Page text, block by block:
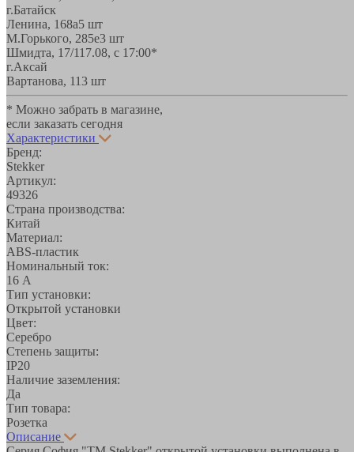
г.Батайск
Ленина, 168а5 шт
М.Горького, 285е3 шт
Шмидта, 17/117.08, с 17:00*
г.Аксай
Вартанова, 113 шт
* Можно забрать в магазине,
если заказать сегодня
Характеристики
Бренд:
Stekker
Артикул:
49326
Страна производства:
Китай
Материал:
ABS-пластик
Номинальный ток:
16 А
Тип установки:
Открытой установки
Цвет:
Серебро
Степень защиты:
IP20
Наличие заземления:
Да
Тип товара:
Розетка
Описание